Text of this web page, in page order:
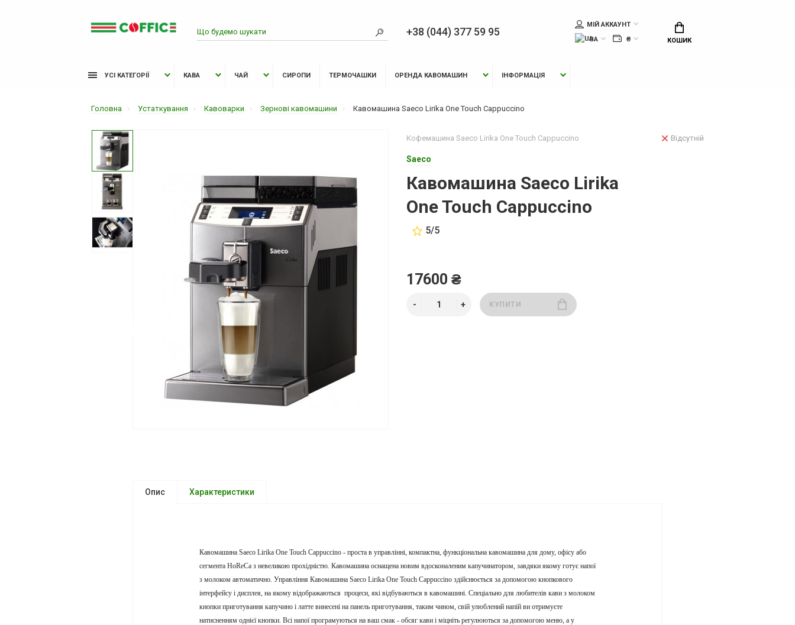
+38 (044) 377 59 95
МІЙ АККАУНТ
UA
₴ КОШИК
УСІ КАТЕГОРІЇ КАВА ЧАЙ СИРОПИ ТЕРМОЧАШКИ ОРЕНДА КАВОМАШИН ІНФОРМАЦІЯ
Головна Устаткування Кавоварки Зернові кавомашини Кавомашина Saeco Lirika One Touch Cappuccino
Кофемашина Saeco Lirika One Touch Cappuccino
Saeco
Кавомашина Saeco Lirika
One Touch Cappuccino
5/5
Відсутній
17600 ₴
КУПИТИ
Опис Характеристики
Кавомашина Saeco Lirika One Touch Cappuccino - проста в управлінні, компактна, функціональна кавомашина для дому, офісу або
сегмента HoReCa з невеликою прохідністю. Кавомашина оснащена новим вдосконаленим капучинатором, завдяки якому готує напої
з молоком автоматично. Управління Кавомашина Saeco Lirika One Touch Cappuccino здійснюється за допомогою кнопкового
інтерфейсу і дисплея, на якому відображаються процеси, які відбуваються в кавомашині. Спеціально для любителів кави з молоком
кнопки приготування капучино і латте винесені на панель приготування, таким чином, свій улюблений напій ви отримуєте
натисненням однієї кнопки. Всі напої програмуються на ваш смак - обсяг кави і міцніть регулюються за допомогою меню, а у